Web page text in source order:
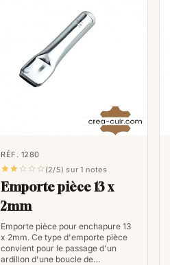
RÉF. 1280
    (2/5) sur 1 notes
Emporte pièce 13 x
2mm
Emporte pièce pour enchapure 13
x 2mm. Ce type d'emporte pièce
convient pour le passage d'un
ardillon d'une boucle de…